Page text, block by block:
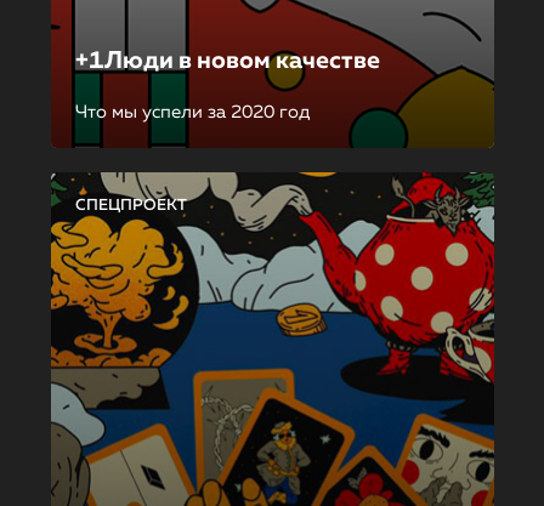
+1Люди в новом качестве
Что мы успели за 2020 год
СПЕЦПРОЕКТ